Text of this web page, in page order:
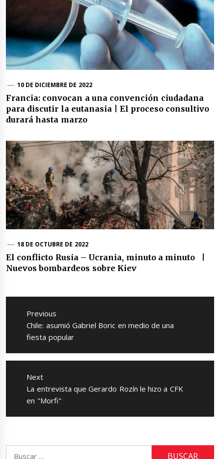
10 DE DICIEMBRE DE 2022
Francia: convocan a una convención ciudadana
para discutir la eutanasia | El proceso consultivo
durará hasta marzo
18 DE OCTUBRE DE 2022
El conflicto Rusia – Ucrania, minuto a minuto |
Nuevos bombardeos sobre Kiev
Navegación
entradas
Previous
Previous
post:
Chile: asumió Gabriel Boric en medio de una
fiesta popular
Next
Next
post:
La entrevista que Gerardo Rozín le hizo a CFK
en "Morfi"